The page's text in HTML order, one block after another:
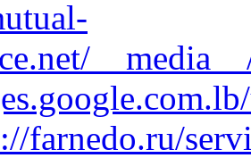
farnedo.ru/